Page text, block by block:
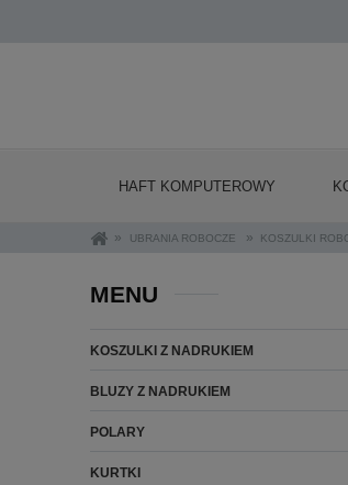
HAFT KOMPUTEROWY
» UBRANIA ROBOCZE » KOSZULKI
MENU
KOSZULKI Z NADRUKIEM
BLUZY Z NADRUKIEM
POLARY
KURTKI